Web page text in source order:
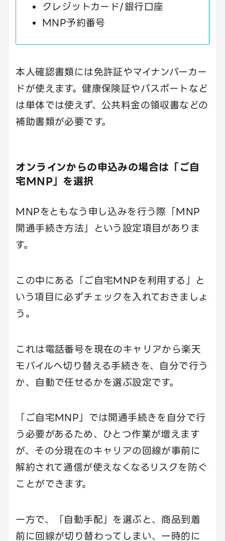
クレジットカード/銀行口座
MNP予約番号
本人確認書類には免許証やマイナンバーカー
ドが使えます。健康保険証やパスポートなど
は単体では使えず、公共料金の領収書などの
補助書類が必要です。
オンラインからの申込みの場合は「ご自
宅MNP」を選択
MNPをともなう申し込みを行う際「MNP
開通手続き方法」という設定項目がありま
す。
この中にある「ご自宅MNPを利用する」と
いう項目に必ずチェックを入れておきましょ
う。
これは電話番号を現在のキャリアから楽天
モバイルへ切り替える手続きを、自分で行う
か、自動で任せるかを選ぶ設定です。
「ご自宅MNP」では開通手続きを自分で行
う必要があるため、ひとつ作業が増えます
が、その分現在のキャリアの回線が事前に
解約されて通信が使えなくなるリスクを防ぐ
ことができます。
一方で、「自動手配」を選ぶと、商品到着
前に回線が切り替わってしまい、一時的に